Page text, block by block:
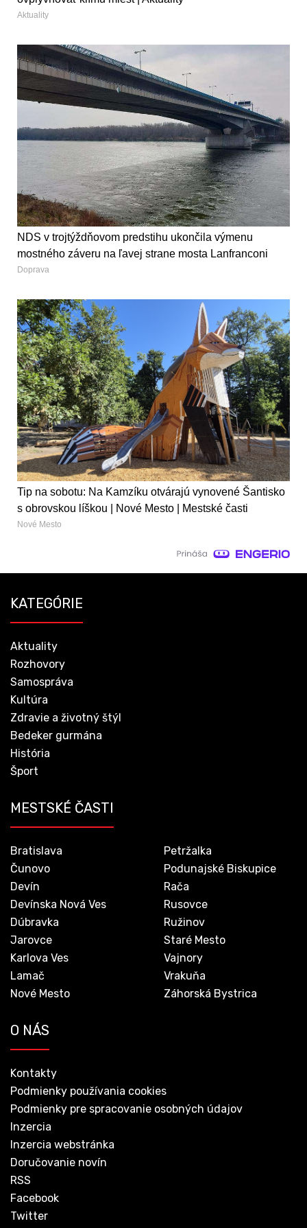
Aktuality
NDS v trojtýždňovom predstihu ukončila výmenu
mostného záveru na ľavej strane mosta Lanfranconi
Doprava
Tip na sobotu: Na Kamzíku otvárajú vynovené Šantisko
s obrovskou líškou | Nové Mesto | Mestské časti
Nové Mesto
KATEGÓRIE
Aktuality
Rozhovory
Samospráva
Kultúra
Zdravie a životný štýl
Bedeker gurmána
História
Šport
MESTSKÉ ČASTI
Bratislava
Čunovo
Devín
Devínska Nová Ves
Dúbravka
Jarovce
Karlova Ves
Lamač
Nové Mesto
Petržalka
Podunajské Biskupice
Rača
Rusovce
Ružinov
Staré Mesto
Vajnory
Vrakuňa
Záhorská Bystrica
O NÁS
Kontakty
Podmienky používania cookies
Podmienky pre spracovanie osobných údajov
Inzercia
Inzercia webstránka
Doručovanie novín
RSS
Facebook
Twitter